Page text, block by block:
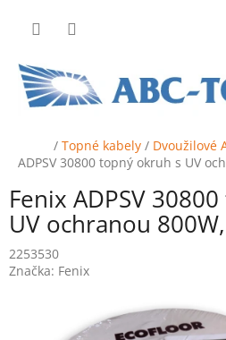
Domů
/ Topné kabely / Dvoužilové
ADPSV 30800 topný okruh s UV
Fenix ADPSV
UV ochranou
2253530
Značka: Fenix